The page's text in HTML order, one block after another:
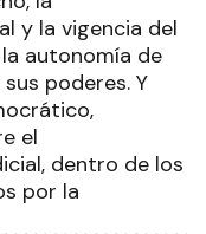
y la vigencia del
autonomía de
poderes. Y
el
dentro de los
por la